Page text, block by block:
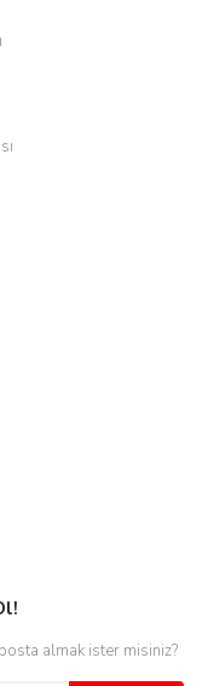
almak ister misiniz?